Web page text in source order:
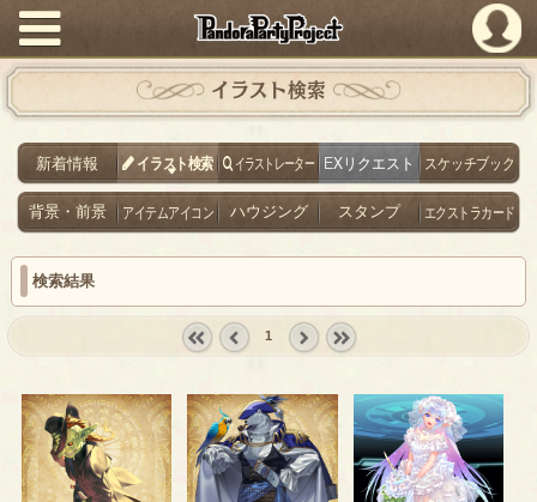
PandoraPartyProject
イラスト検索
新着情報 イラスト検索 イラストレーター EXリクエスト スケッチブック
背景・前景 アイテムアイコン ハウジング スタンプ エクストラカード
検索結果
1